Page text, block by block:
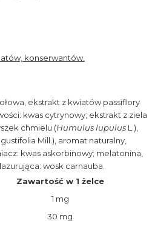
konserwantów.
ekstrakt z kwiatów passiflory
kwas cytrynowy; ekstrakt z ziela
chmielu (Humulus lupulusL.),
Mill.), aromat naturalny,
kwas askorbinowy; melatonina,
wosk carnauba.
Zawartość w 1 żelce
1 mg
30 mg